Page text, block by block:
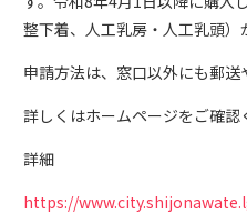
整下着、人工乳房・人工乳頭）
申請方法は、窓口以外にも郵送
詳しくはホームページをご確認
詳細
https://